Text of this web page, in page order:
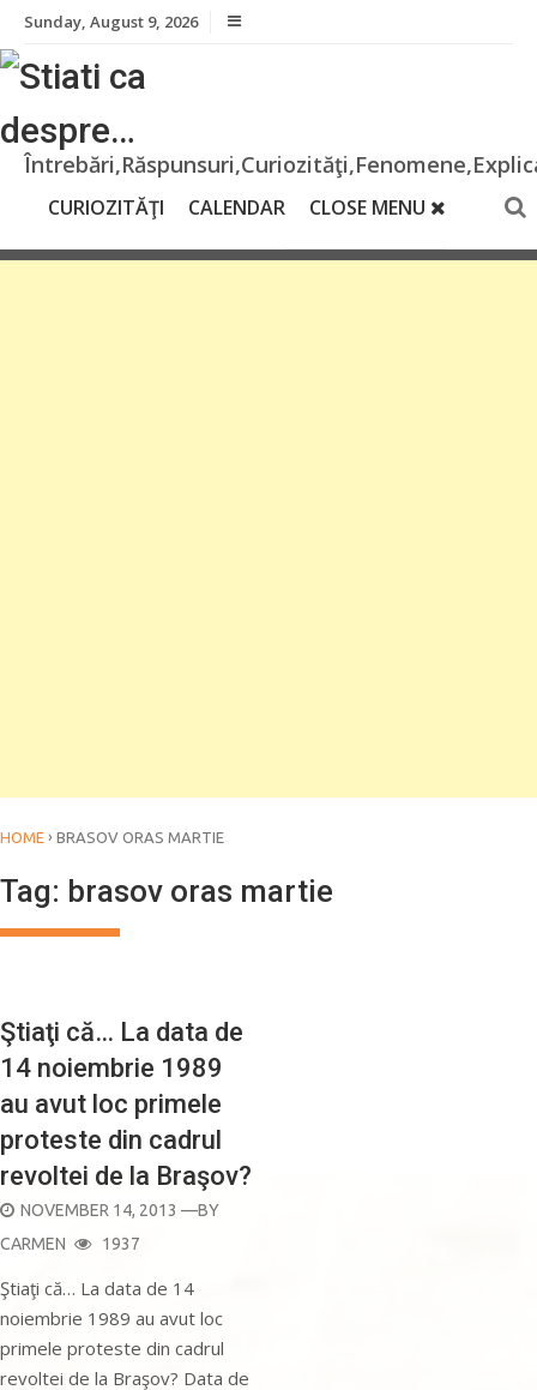
Skip
content
Sunday, August 9, 2026
CURIOZITĂŢI CALENDAR CLOSE MENU
HOME › BRASOV ORAS MARTIE
Tag: brasov oras martie
Ştiaţi că… La data de
14 noiembrie 1989
au avut loc primele
proteste din cadrul
revoltei de la Braşov?
POSTED
ON
NOVEMBER 14, 2013 —BY
CARMEN
1937
Ştiaţi că… La data de 14
noiembrie 1989 au avut loc
primele proteste din cadrul
revoltei de la Braşov? Data de